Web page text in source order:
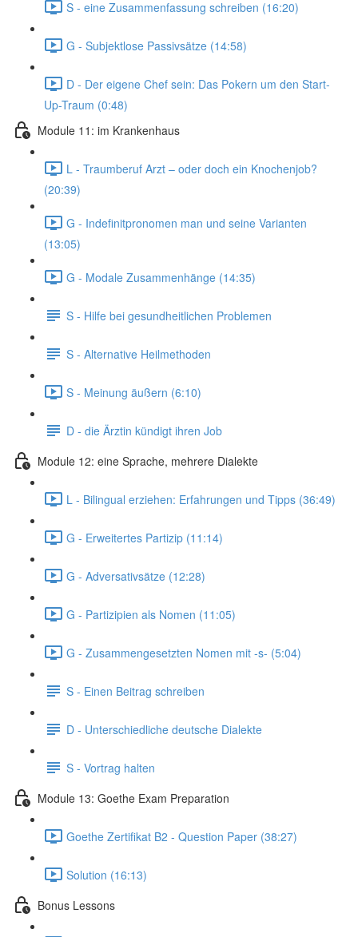
S - eine Zusammenfassung schreiben (16:20)
G - Subjektlose Passivsätze (14:58)
D - Der eigene Chef sein: Das Pokern um den Start-
Up-Traum (0:48)
Module 11: im Krankenhaus
L - Traumberuf Arzt – oder doch ein Knochenjob?
(20:39)
G - Indefinitpronomen man und seine Varianten
(13:05)
G - Modale Zusammenhänge (14:35)
S - Hilfe bei gesundheitlichen Problemen
S - Alternative Heilmethoden
S - Meinung äußern (6:10)
D - die Ärztin kündigt ihren Job
Module 12: eine Sprache, mehrere Dialekte
L - Bilingual erziehen: Erfahrungen und Tipps (36:49)
G - Erweitertes Partizip (11:14)
G - Adversativsätze (12:28)
G - Partizipien als Nomen (11:05)
G - Zusammengesetzten Nomen mit -s- (5:04)
S - Einen Beitrag schreiben
D - Unterschiedliche deutsche Dialekte
S - Vortrag halten
Module 13: Goethe Exam Preparation
Goethe Zertifikat B2 - Question Paper (38:27)
Solution (16:13)
Bonus Lessons